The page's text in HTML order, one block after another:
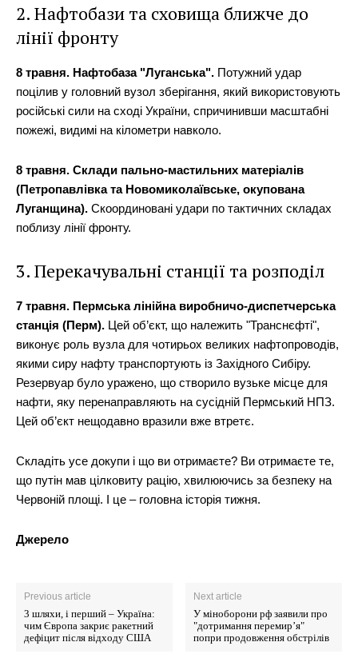
2. Нафтобази та сховища ближче до
лінії фронту
8 травня. Нафтобаза "Луганська". Потужний удар
поцілив у головний вузол зберігання, який використовують
російські сили на сході України, спричинивши масштабні
пожежі, видимі на кілометри навколо.
8 травня. Склади пально-мастильних матеріалів
(Петропавлівка та Новомиколаївське, окупована
Луганщина). Скоординовані удари по тактичних складах
поблизу лінії фронту.
3. Перекачувальні станції та розподіл
7 травня. Пермська лінійна виробничо-диспетчерська
станція (Перм). Цей об’єкт, що належить "Транснєфті",
виконує роль вузла для чотирьох великих нафтопроводів,
якими сиру нафту транспортують із Західного Сибіру.
Резервуар було уражено, що створило вузьке місце для
нафти, яку перенаправляють на сусідній Пермський НПЗ.
Цей об’єкт нещодавно вразили вже втретє.
Складіть усе докупи і що ви отримаєте? Ви отримаєте те,
що путін мав цілковиту рацію, хвилюючись за безпеку на
Червоній площі. І це – головна історія тижня.
Джерело
Previous article
3 шляхи, і перший – Україна:
чим Європа закриє ракетний
дефіцит після відходу США
Next article
У міноборони рф заявили про
"дотримання перемир’я"
попри продовження обстрілів